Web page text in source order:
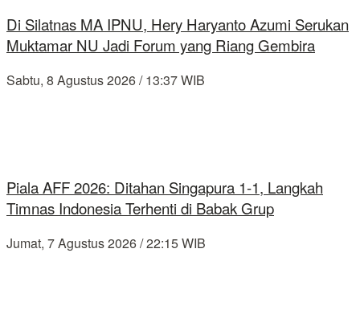
Di Silatnas MA IPNU, Hery Haryanto Azumi Serukan
Muktamar NU Jadi Forum yang Riang Gembira
Sabtu, 8 Agustus 2026 / 13:37 WIB
Piala AFF 2026: Ditahan Singapura 1-1, Langkah
Timnas Indonesia Terhenti di Babak Grup
Jumat, 7 Agustus 2026 / 22:15 WIB